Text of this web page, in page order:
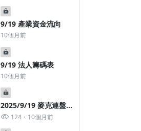
9/19 產業資金流向
10個月前
9/19 法人籌碼表
10個月前
2025/9/19 麥克連盤前
訊息整理
124 10個月前